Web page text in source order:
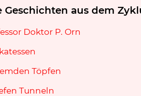
Geschichten aus dem
Doktor P. Orn
Töpfen
Tunneln